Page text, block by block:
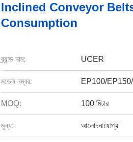
Inclined Conveyor
Consumption
ব্র্যান্ড নাম: UCER
মডেল নম্বর: EP100/
MOQ: 100 মিটার
মূল্য: আলোচনাযোগ্য